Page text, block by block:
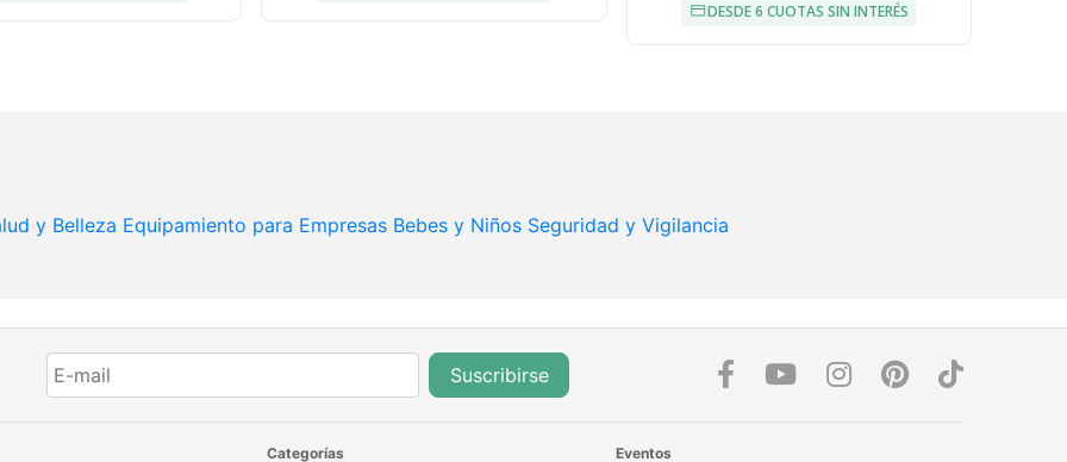
DESDE 6 CUOTAS SIN INTERÉS
y Belleza Equipamiento para Empresas Bebes y Niños Seguridad y Vigilancia
Suscribirse
Categorías Eventos